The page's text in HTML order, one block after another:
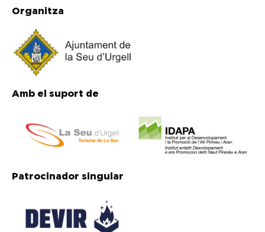
Organitza
Amb el suport de
Patrocinador singular